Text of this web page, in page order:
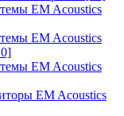
EM Acoustics
EM Acoustics
EM Acoustics
EM Acoustics